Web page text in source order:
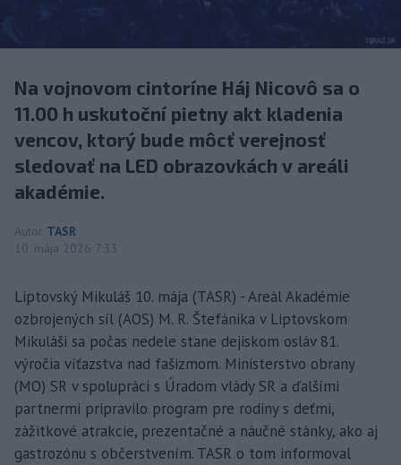
Na vojnovom cintoríne Háj Nicovô sa o
11.00 h uskutoční pietny akt kladenia
vencov, ktorý bude môcť verejnosť
sledovať na LED obrazovkách v areáli
akadémie.
Autor TASR
10. mája 2026 7:33
Liptovský Mikuláš 10. mája (TASR) - Areál Akadémie
ozbrojených síl (AOS) M. R. Štefánika v Liptovskom
Mikuláši sa počas nedele stane dejiskom osláv 81.
výročia víťazstva nad fašizmom. Ministerstvo obrany
(MO) SR v spolupráci s Úradom vlády SR a ďalšími
partnermi pripravilo program pre rodiny s deťmi,
zážitkové atrakcie, prezentačné a náučné stánky, ako aj
gastrozónu s občerstvením. TASR o tom informoval